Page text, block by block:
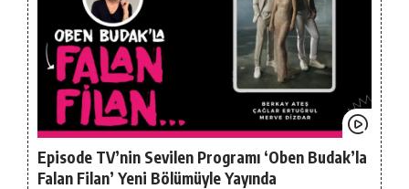
Episode TV’nin Sevilen Programı ‘Oben Budak’la
Falan Filan’ Yeni Bölümüyle Yayında